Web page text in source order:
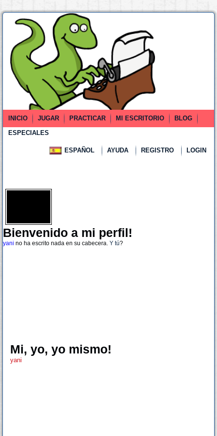
INICIO JUGAR PRACTICAR MI ESCRITORIO
BLOG
ESPECIALES
ESPAÑOL AYUDA REGISTRO LOGIN
Bienvenido a mi perfil!
yani no ha escrito nada en su cabecera. Y tú?
Mi, yo, yo mismo!
yani